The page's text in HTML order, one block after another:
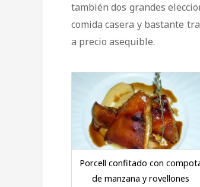
también dos grandes
comida casera y bastante
a precio asequible.
Porcell confitado con
de manzana y rovellones